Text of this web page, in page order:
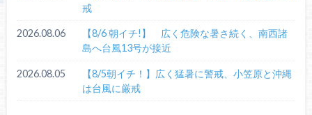
戒
2026.08.06
【8/6 朝イチ!】 広く危険な暑さ続く、南西諸
島へ台風13号が接近
2026.08.05
【8/5朝イチ！】広く猛暑に警戒、小笠原と沖縄
は台風に厳戒